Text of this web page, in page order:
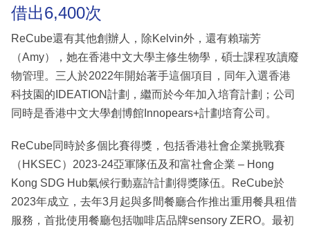
借出6,400次
ReCube還有其他創辦人，除Kelvin外，還有賴瑞芳
（Amy），她在香港中文大學主修生物學，碩士課程攻讀廢
物管理。三人於2022年開始著手這個項目，同年入選香港
科技園的IDEATION計劃，繼而於今年加入培育計劃；公司
同時是香港中文大學創博館Innopears+計劃培育公司。
ReCube同時於多個比賽得獎，包括香港社會企業挑戰賽
（HKSEC）2023-24亞軍隊伍及和富社會企業 – Hong
Kong SDG Hub氣候行動嘉許計劃得獎隊伍。ReCube於
2023年成立，去年3月起與多間餐廳合作推出重用餐具租借
服務，首批使用餐廳包括咖啡店品牌sensory ZERO。最初